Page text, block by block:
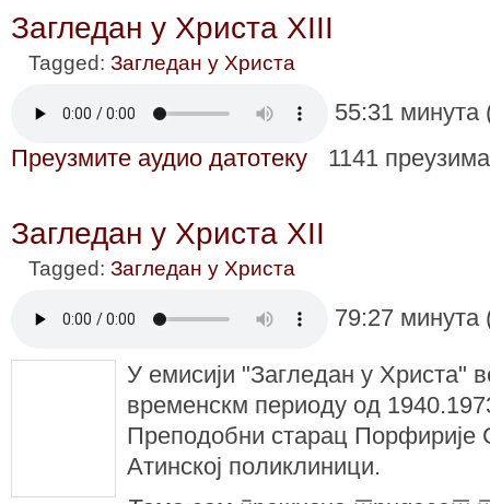
Загледан у Христа XIII
Tagged: Загледан у Христа
55:31
Преузмите аудио датотеку
1141
Загледан у Христа XII
Tagged: Загледан у Христа
79:27
У емисији "Загледан у Христа"
временскм периоду од
Преподобни старац Порфирије
Атинској поликлиници.